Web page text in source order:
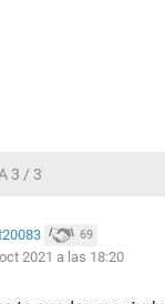
3 / 3
69
2021 a las 18:20